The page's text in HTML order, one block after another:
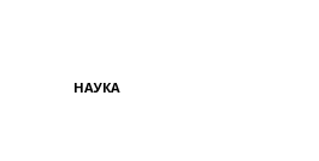
НАУКА